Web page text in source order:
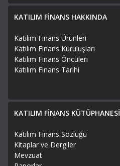
KATILIM FİNANS HAKKINDA
Katılım Finans Ürünleri
Katılım Finans Kuruluşları
Katılım Finans Öncüleri
Katılım Finans Tarihi
KATILIM FİNANS KÜTÜPHANESİ
Katılım Finans Sözlüğü
Kitaplar ve Dergiler
Mevzuat